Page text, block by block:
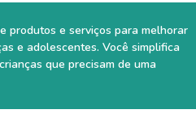
produtos e serviços para melhorar
e adolescentes. Você simplifica
que precisam de uma